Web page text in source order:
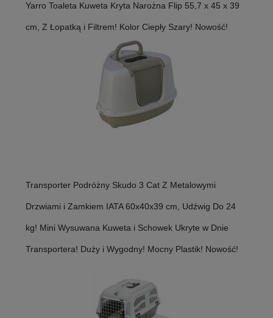
Yarro Toaleta Kuweta Kryta Narożna Flip 55,7 x 45 x 39
cm, Z Łopatką i Filtrem! Kolor Ciepły Szary! Nowość!
Transporter Podróżny Skudo 3 Cat Z Metalowymi
Drzwiami i Zamkiem IATA 60x40x39 cm, Udźwig Do 24
kg! Mini Wysuwana Kuweta i Schowek Ukryte w Dnie
Transportera! Duży i Wygodny! Mocny Plastik! Nowość!